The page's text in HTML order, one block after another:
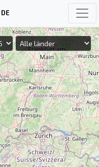
DE